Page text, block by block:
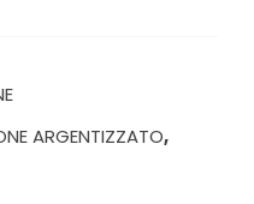
ARGENTIZZATO,